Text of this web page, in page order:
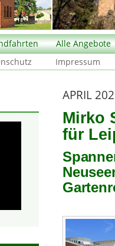
Alle Angebote
Impressum
APRIL
Mirko
für